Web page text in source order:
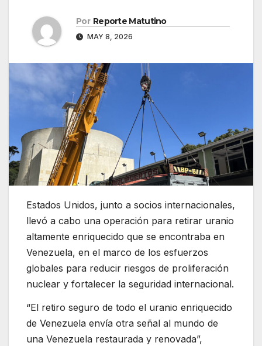
Por Reporte Matutino
MAY 8, 2026
Estados Unidos, junto a socios internacionales,
llevó a cabo una operación para retirar uranio
altamente enriquecido que se encontraba en
Venezuela, en el marco de los esfuerzos
globales para reducir riesgos de proliferación
nuclear y fortalecer la seguridad internacional.
“El retiro seguro de todo el uranio enriquecido
de Venezuela envía otra señal al mundo de
una Venezuela restaurada y renovada”,